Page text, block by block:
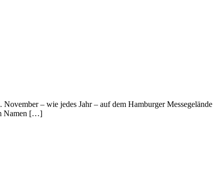
– wie jedes Jahr – auf dem Hamburger Messegelände
Namen […]